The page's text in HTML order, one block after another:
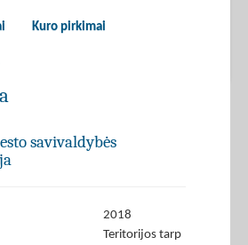
Kuro pirkimai
savivaldybės
2018
Teritorijos tarp